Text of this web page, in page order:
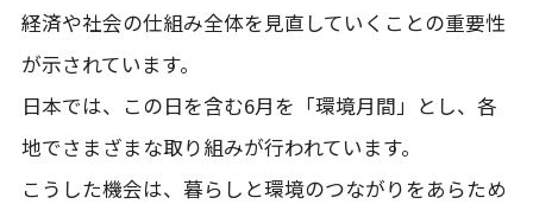
経済や社会の仕組み全体を見直していくことの重要性
が示されています。
日本では、この日を含む6月を「環境月間」とし、各
地でさまざまな取り組みが行われています。
こうした機会は、暮らしと環境のつながりをあらため